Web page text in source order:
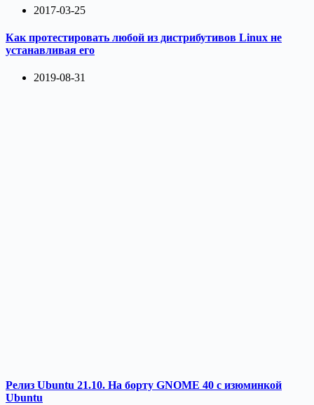
2017-03-25
Как протестировать любой из дистрибутивов Linux не
устанавливая его
2019-08-31
Релиз Ubuntu 21.10. На борту GNOME 40 с изюминкой
Ubuntu